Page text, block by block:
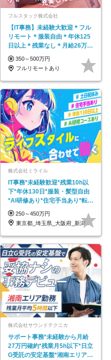
フルスタック株式会社
【IT事務】未経験大歓迎＊フル
リモート＊服装自由＊年休125
日以上＊残業なし＊月給26万円
以上
350～500万円
フルリモートあり
株式会社ミライル
IT事務*未経験歓迎*残業10h以
下*年休130日*服装・髪型自由
*AI研修あり*住宅手当あり*転勤
なし
250～450万円
東京都_埼玉県_大阪府_新潟県_福岡県
株式会社サウンドテクニカ
サポート事務*未経験から月給
27万円確約*残業月5h以下*日立
G受託の安定基盤*湘南エリア勤